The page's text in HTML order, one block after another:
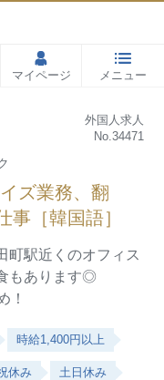
マイページ メニュー
外国人求人
No.34471
ズ業務、翻
事［韓国語］
町駅近くのオフィス
もあります◎
！
時給1,400円以上
休み 土日休み